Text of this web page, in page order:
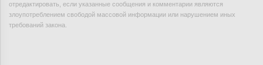
отредактировать, если указанные сообщения и комментарии являются
злоупотреблением свободой массовой информации или нарушением иных
требований закона.